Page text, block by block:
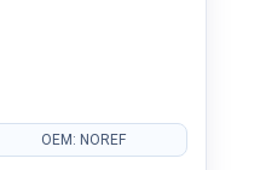
OEM: NOREF